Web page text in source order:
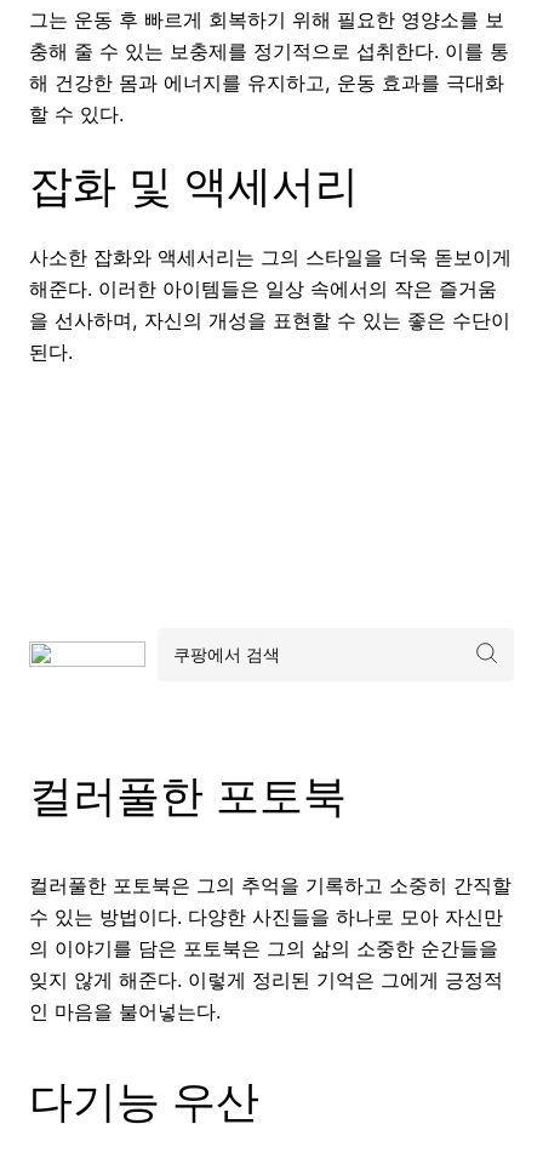
그는 운동 후 빠르게 회복하기 위해 필요한 영양소를 보
충해 줄 수 있는 보충제를 정기적으로 섭취한다. 이를 통
해 건강한 몸과 에너지를 유지하고, 운동 효과를 극대화
할 수 있다.
잡화 및 액세서리
사소한 잡화와 액세서리는 그의 스타일을 더욱 돋보이게
해준다. 이러한 아이템들은 일상 속에서의 작은 즐거움
을 선사하며, 자신의 개성을 표현할 수 있는 좋은 수단이
된다.
컬러풀한 포토북
컬러풀한 포토북은 그의 추억을 기록하고 소중히 간직할
수 있는 방법이다. 다양한 사진들을 하나로 모아 자신만
의 이야기를 담은 포토북은 그의 삶의 소중한 순간들을
잊지 않게 해준다. 이렇게 정리된 기억은 그에게 긍정적
인 마음을 불어넣는다.
다기능 우산